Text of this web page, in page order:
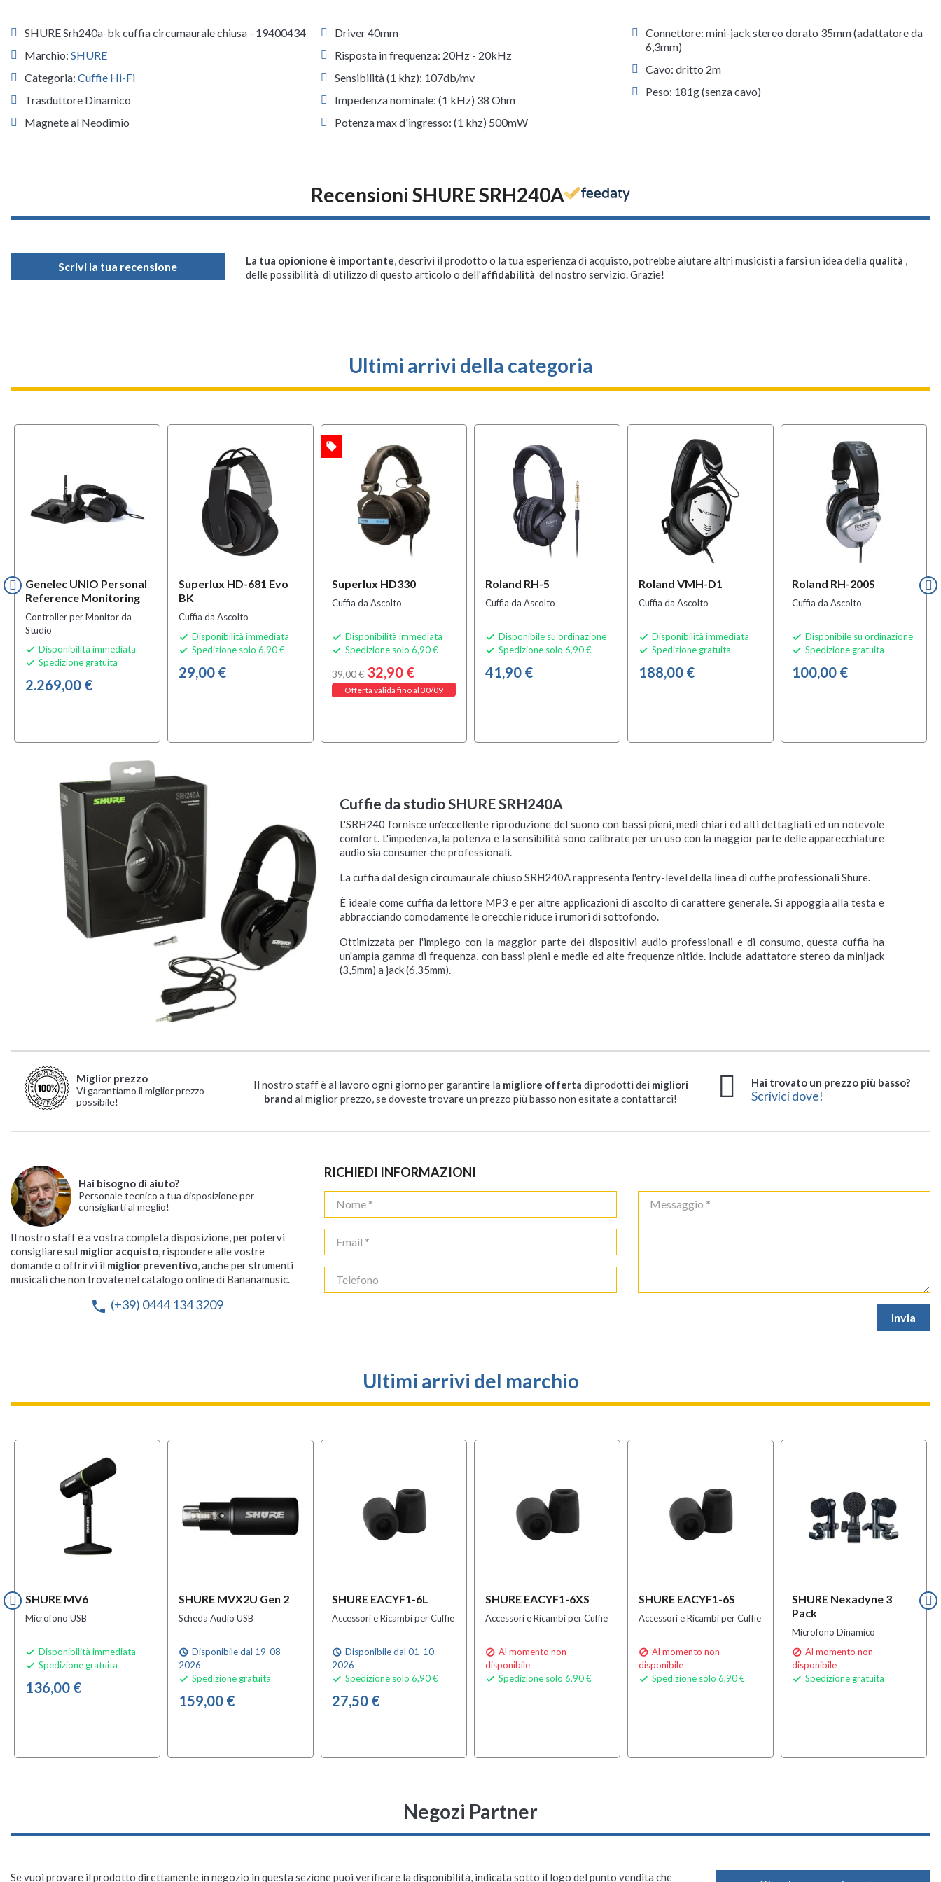
SHURE Srh240a-bk cuffia circumaurale chiusa - 19400434
Marchio: SHURE
Categoria: Cuffie Hi-Fi
Trasduttore Dinamico
Magnete al Neodimio
Driver 40mm
Risposta in frequenza: 20Hz - 20kHz
Sensibilità (1 khz): 107db/mv
Impedenza nominale: (1 kHz) 38 Ohm
Potenza max d'ingresso: (1 khz) 500mW
Connettore: mini-jack stereo dorato 35mm (adattatore da
6,3mm)
Cavo: dritto 2m
Peso: 181g (senza cavo)
Recensioni SHURE SRH240A
Scrivi la tua recensione La tua opionione è importante, descrivi il prodotto o la tua esperienza di acquisto, potrebbe aiutare altri musicisti a farsi un idea della qualità ,
delle possibilità di utilizzo di questo articolo o dell'affidabilità del nostro servizio. Grazie!
Ultimi arrivi della categoria
Genelec UNIO Personal
Reference Monitoring
Controller per Monitor da
Studio
 Disponibilità immediata
 Spedizione gratuita
2.269,00 €
Superlux HD-681 Evo
BK
Cuffia da Ascolto
 Disponibilità immediata
 Spedizione solo 6,90 €
29,00 €
Superlux HD330
Cuffia da Ascolto
 Disponibilità immediata
 Spedizione solo 6,90 €
39,00 € 32,90 €
Offerta valida fino al 30/09
local_offer
Roland RH-5
Cuffia da Ascolto
 Disponibile su ordinazione
 Spedizione solo 6,90 €
41,90 €
Roland VMH-D1
Cuffia da Ascolto
 Disponibilità immediata
 Spedizione gratuita
188,00 €
Roland RH-200S
Cuffia da Ascolto
 Disponibile su ordinazione
 Spedizione gratuita
100,00 €
Cuffie da studio SHURE SRH240A
L'SRH240 fornisce un'eccellente riproduzione del suono con bassi pieni, medi chiari ed alti dettagliati ed un notevole
comfort. L'impedenza, la potenza e la sensibilità sono calibrate per un uso con la maggior parte delle apparecchiature
audio sia consumer che professionali.
La cuffia dal design circumaurale chiuso SRH240A rappresenta l'entry-level della linea di cuffie professionali Shure.
È ideale come cuffia da lettore MP3 e per altre applicazioni di ascolto di carattere generale. Si appoggia alla testa e
abbracciando comodamente le orecchie riduce i rumori di sottofondo.
Ottimizzata per l'impiego con la maggior parte dei dispositivi audio professionali e di consumo, questa cuffia ha
un'ampia gamma di frequenza, con bassi pieni e medie ed alte frequenze nitide. Include adattatore stereo da minijack
(3,5mm) a jack (6,35mm).
Miglior prezzo
Vi garantiamo il miglior prezzo
possibile!
Il nostro staff è al lavoro ogni giorno per garantire la migliore offerta di prodotti dei migliori
brand al miglior prezzo, se doveste trovare un prezzo più basso non esitate a contattarci!
Hai trovato un prezzo più basso?
Scrivici dove!
Hai bisogno di aiuto?
Personale tecnico a tua disposizione per
consigliarti al meglio!
Il nostro staff è a vostra completa disposizione, per potervi
consigliare sul miglior acquisto, rispondere alle vostre
domande o offrirvi il miglior preventivo, anche per strumenti
musicali che non trovate nel catalogo online di Bananamusic.
phone (+39) 0444 134 3209
RICHIEDI INFORMAZIONI
Ultimi arrivi del marchio
SHURE MV6
Microfono USB
 Disponibilità immediata
 Spedizione gratuita
136,00 €
SHURE MVX2U Gen 2
Scheda Audio USB
schedule Disponibile dal 19-08-
2026
 Spedizione gratuita
159,00 €
SHURE EACYF1-6L
Accessori e Ricambi per Cuffie
schedule Disponibile dal 01-10-
2026
 Spedizione solo 6,90 €
27,50 €
SHURE EACYF1-6XS
Accessori e Ricambi per Cuffie
 Al momento non
disponibile
 Spedizione solo 6,90 €
SHURE EACYF1-6S
Accessori e Ricambi per Cuffie
 Al momento non
disponibile
 Spedizione solo 6,90 €
SHURE Nexadyne 3
Pack
Microfono Dinamico
 Al momento non
disponibile
 Spedizione gratuita
Negozi Partner
Se vuoi provare il prodotto direttamente in negozio in questa sezione puoi verificare la disponibilità, indicata sotto il logo del punto vendita che